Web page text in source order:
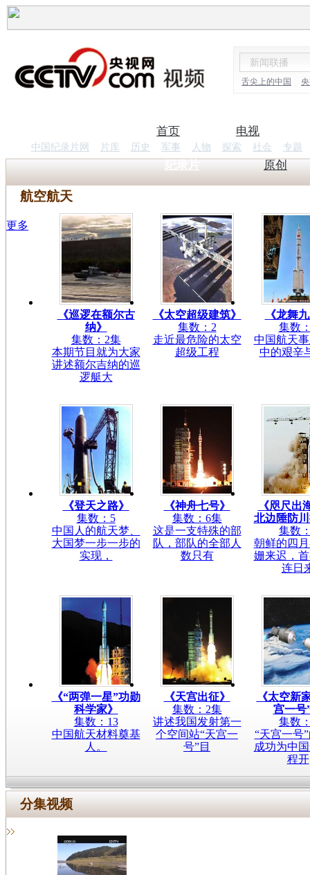
舌尖上的中国
首页 电视
纪录片
中国纪录片网 片库 历史 军事 人物 探索 社会 专题
原创
航空航天
更多
《巡逻在额尔古
纳》
集数：2集
本期节目就为大家
讲述额尔吉纳的巡
逻艇大
《太空超级建筑》
集数：2
走近最危险的太空
超级工程
《龙舞
集数
中国航天
中的艰辛
《登天之路》
集数：5
中国人的航天梦、
大国梦一步一步的
实现，
《神舟七号》
集数：6集
这是一支特殊的部
队，部队的全部人
数只有
《咫尺出
北边陲防
集数
朝鲜的四
姗来迟，
连日
《“两弹一星”功勋
科学家》
集数：13
中国航天材料奠基
人。
《天宫出征》
集数：2集
讲述我国发射第一
个空间站“天宫一
号”目
《太空新
宫一号
集数
“天宫一号
成功为中
程开
分集视频